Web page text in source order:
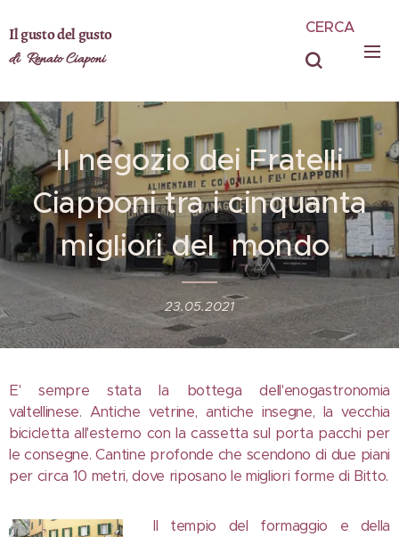
Il gusto del gusto
di Renato Ciaponi
CERCA
Il negozio dei Fratelli
Ciapponi tra i cinquanta
migliori del mondo
23.05.2021
E' sempre stata la bottega dell'enogastronomia
valtellinese. Antiche vetrine, antiche insegne, la vecchia
bicicletta all'esterno con la cassetta sul porta pacchi per
le consegne. Cantine profonde che scendono di due piani
per circa 10 metri, dove riposano le migliori forme di Bitto.
Il tempio del formaggio e della